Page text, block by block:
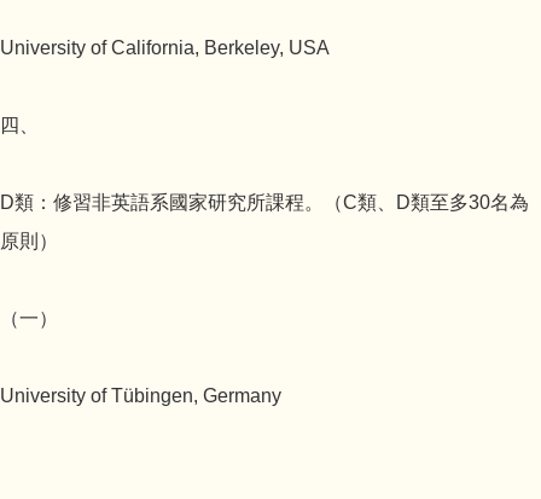
University of California, Berkeley, USA
四、
D類：修習非英語系國家研究所課程。（C類、D類至多30名為
原則）
（一）
University of Tübingen, Germany